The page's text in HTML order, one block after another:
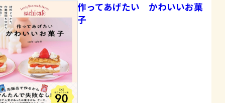
作ってあげたい かわいいお菓
子